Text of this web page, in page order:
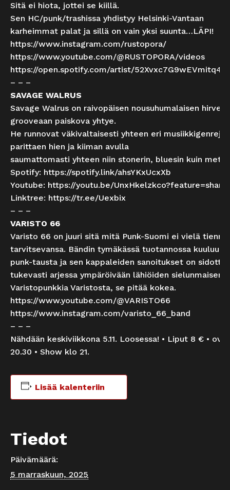
Sitä ei hiota, jottei se kiillä.
Sen HC/punk/trashissa yhdistyy Helsinki-Vantaan
karheimmat palat ja sillä on vain yksi suunta…LÄPI!
https://www.instagram.com/rustopora/
https://www.youtube.com/@RUSTOPORA/videos
https://open.spotify.com/artist/
– – –
SAVAGE WALRUS
Savage Walrus on raivopäisen nousuhumalaisen hirven
grooveaan paiskova yhtye.
He runnovat väkivaltaisesti yhteen eri musiikkigenrejä,
parittaen hien ja kiiman avulla
saumattomasti yhteen niin stonerin, bluesin kuin
Spotify: https://spotify.link/ahsYKxUcxXb
Youtube: https://youtu.be/
Linktree: https://tr.ee/Uexbix
– – –
VARISTO 66
Varisto 66 on juuri sitä mitä Punk-Suomi ei vielä tiennyt
tarvitsevansa. Bändin tymäkässä tuotannossa kuuluu
punk-tausta ja sen kappaleiden sanoitukset on sidottu
tukevasti arjessa ympäröivään lähiöiden
Varistopunkkia Varistosta, se pitää kokea.
https://www.youtube.com/@VARISTO66
https://www.instagram.com/varisto_66_band
– – –
Nähdään keskiviikkona 5.11. Loosessa! • Liput 8 € •
20.30 • Show klo 21.
Lisää kalenteriin
Tiedot
Päivämäärä:
5 marraskuun, 2025